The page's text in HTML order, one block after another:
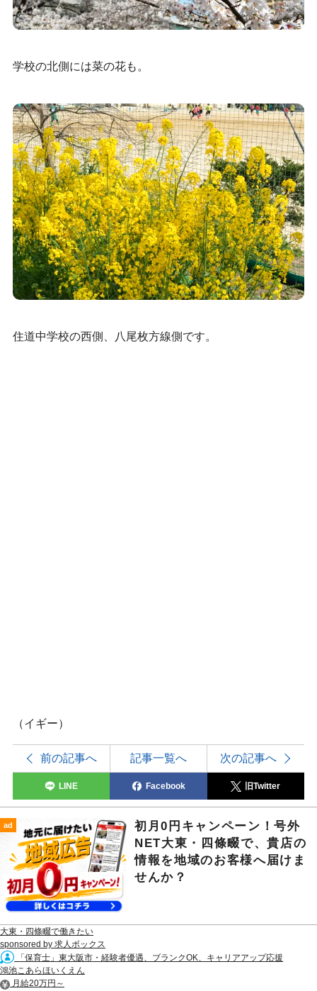
学校の北側には菜の花も。
住道中学校の西側、八尾枚方線側です。
（イギー）
前の記事へ 記事一覧へ 次の記事へ
LINE Facebook 旧Twitter
ad
初月0円キャンペーン！号外
NET大東・四條畷で、貴店の
情報を地域のお客様へ届けま
せんか？
大東・四條畷で働きたい
sponsored by 求人ボックス
「保育士」東大阪市・経験者優遇、ブランクOK、キャリアアップ応援
鴻池こあらほいくえん
月給20万円～